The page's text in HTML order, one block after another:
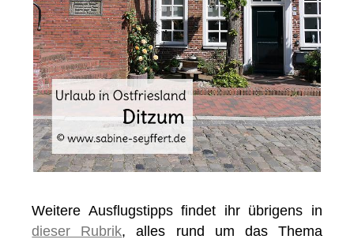
Weitere Ausflugstipps findet ihr übrigens in
dieser Rubrik, alles rund um das Thema